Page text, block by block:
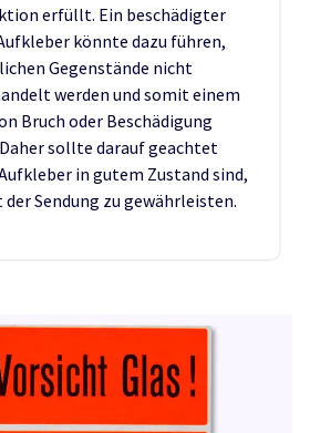
erfüllt. Ein beschädigter
könnte dazu führen,
Gegenstände nicht
werden und somit einem
Bruch oder Beschädigung
sollte darauf geachtet
in gutem Zustand sind,
Sendung zu gewährleisten.